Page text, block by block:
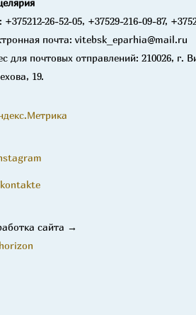
+375212-26-52-05, +37529-216-09-87,
почта: vitebsk_eparhia@mail.ru
для почтовых отправлений: 210026, г.
19.
сайта →